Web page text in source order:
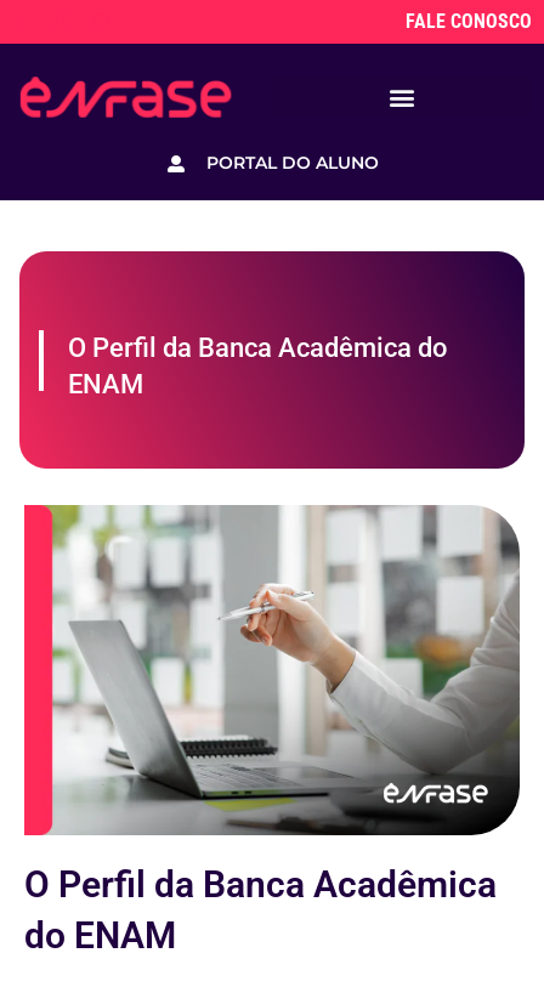
FALE CONOSCO
PORTAL DO ALUNO
O Perfil da Banca Acadêmica do
ENAM
O Perfil da Banca Acadêmica
do ENAM